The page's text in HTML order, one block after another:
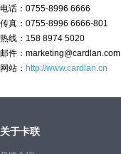
电话：0755-8996 6666
传真：0755-8996 6666-801
热线：158 8974 5020
邮件：marketing@cardlan.com
网站： http://www.cardlan.cn
关于卡联